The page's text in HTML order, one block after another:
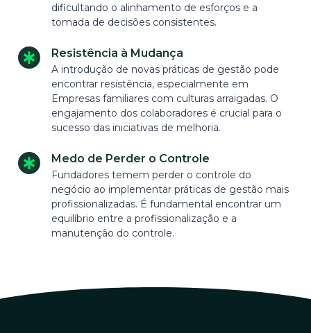
dificultando o alinhamento de esforços e a
tomada de decisões consistentes.
Resistência à Mudança
A introdução de novas práticas de gestão pode
encontrar resistência, especialmente em
Empresas familiares com culturas arraigadas. O
engajamento dos colaboradores é crucial para o
sucesso das iniciativas de melhoria.
Medo de Perder o Controle
Fundadores temem perder o controle do
negócio ao implementar práticas de gestão mais
profissionalizadas. É fundamental encontrar um
equilíbrio entre a profissionalização e a
manutenção do controle.